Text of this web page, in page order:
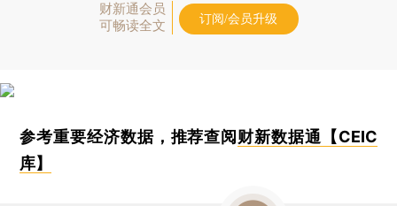
财新通会员
可畅读全文
订阅/会员升级
参考重要经济数据，推荐查阅 财新数据通【CEIC
库】